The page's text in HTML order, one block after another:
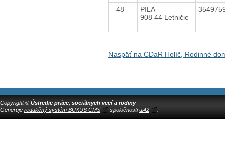
48
PILA
908 44 Letničie
Naspäť na CDaR Holíč, Rodinné
Copyright © Ústredie práce, sociálnych vecí a rodiny
Generuje redakčný systém BUXUS CMS spoločnostiui42